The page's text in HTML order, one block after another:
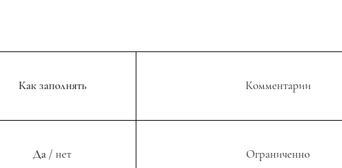
Как заполнять Комментарии
Да / нет Ограниченно